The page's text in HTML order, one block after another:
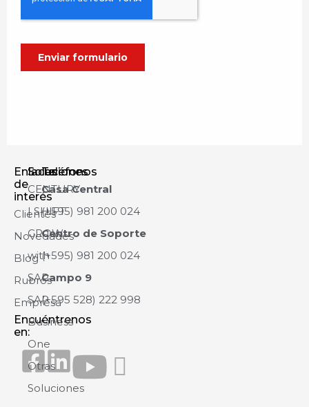
Enlaces
de
interés
Clientes
Novedades
Blog
Rubros
Empresa
Encuéntrenos
en:
Soluciones
CENTURY
| SHIFT
GROW
with
SAP
SAP
Business
One
Otras
Soluciones
Teléfonos
Casa Central
(+595) 981 200 024
Centro de Soporte
(+595) 981 200 024
Campo 9
(+595 528) 222 998